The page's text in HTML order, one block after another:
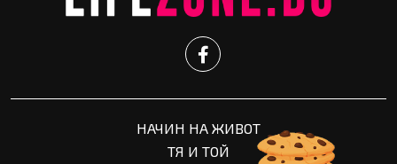
НАЧИН НА ЖИВОТ
ТЯ И ТОЙ